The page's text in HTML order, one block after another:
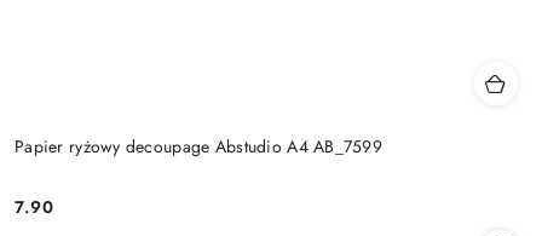
Papier ryżowy decoupage Abstudio A4 AB_7599
Cena:
7.90